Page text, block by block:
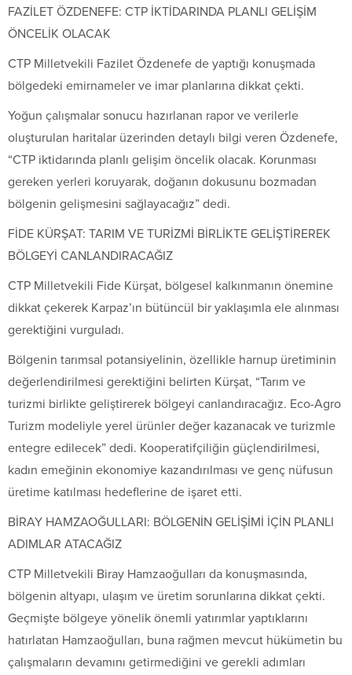
FAZİLET ÖZDENEFE: CTP İKTİDARINDA PLANLI GELİŞİM
ÖNCELİK OLACAK
CTP Milletvekili Fazilet Özdenefe de yaptığı konuşmada
bölgedeki emirnameler ve imar planlarına dikkat çekti.
Yoğun çalışmalar sonucu hazırlanan rapor ve verilerle
oluşturulan haritalar üzerinden detaylı bilgi veren Özdenefe,
“CTP iktidarında planlı gelişim öncelik olacak. Korunması
gereken yerleri koruyarak, doğanın dokusunu bozmadan
bölgenin gelişmesini sağlayacağız” dedi.
FİDE KÜRŞAT: TARIM VE TURİZMİ BİRLİKTE GELİŞTİREREK
BÖLGEYİ CANLANDIRACAĞIZ
CTP Milletvekili Fide Kürşat, bölgesel kalkınmanın önemine
dikkat çekerek Karpaz’ın bütüncül bir yaklaşımla ele alınması
gerektiğini vurguladı.
Bölgenin tarımsal potansiyelinin, özellikle harnup üretiminin
değerlendirilmesi gerektiğini belirten Kürşat, “Tarım ve
turizmi birlikte geliştirerek bölgeyi canlandıracağız. Eco-Agro
Turizm modeliyle yerel ürünler değer kazanacak ve turizmle
entegre edilecek” dedi. Kooperatifçiliğin güçlendirilmesi,
kadın emeğinin ekonomiye kazandırılması ve genç nüfusun
üretime katılması hedeflerine de işaret etti.
BİRAY HAMZAOĞULLARI: BÖLGENİN GELİŞİMİ İÇİN PLANLI
ADIMLAR ATACAĞIZ
CTP Milletvekili Biray Hamzaoğulları da konuşmasında,
bölgenin altyapı, ulaşım ve üretim sorunlarına dikkat çekti.
Geçmişte bölgeye yönelik önemli yatırımlar yaptıklarını
hatırlatan Hamzaoğulları, buna rağmen mevcut hükümetin bu
çalışmaların devamını getirmediğini ve gerekli adımları